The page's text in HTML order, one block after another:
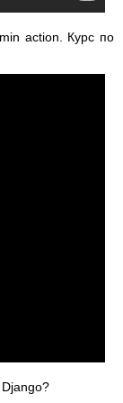
action. Курс по